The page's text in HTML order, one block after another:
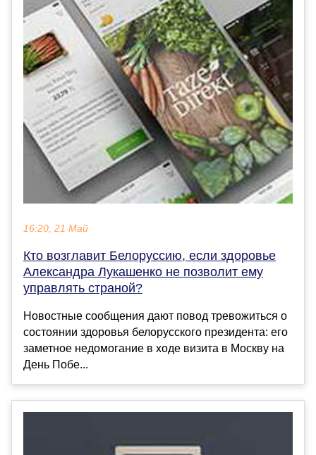
16:20, 21 Май
Кто возглавит Белоруссию, если здоровье
Александра Лукашенко не позволит ему
управлять страной?
Новостные сообщения дают повод тревожиться о
состоянии здоровья белорусского президента: его
заметное недомогание в ходе визита в Москву на
День Побе...